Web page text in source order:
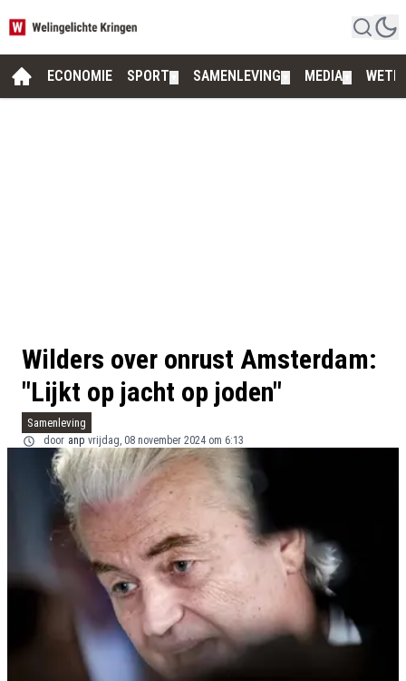
ECONOMIE SPORT SAMENLEVING MEDIA
Wilders over onrust Amsterdam:
"Lijkt op jacht op joden"
Samenleving
door anp vrijdag, 08 november 2024 om 6:13